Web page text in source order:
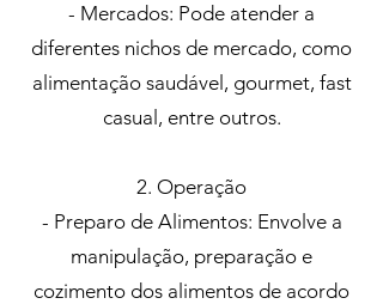
- Mercados: Pode atender a
diferentes nichos de mercado, como
alimentação saudável, gourmet, fast
casual, entre outros.
2. Operação
- Preparo de Alimentos: Envolve a
manipulação, preparação e
cozimento dos alimentos de acordo